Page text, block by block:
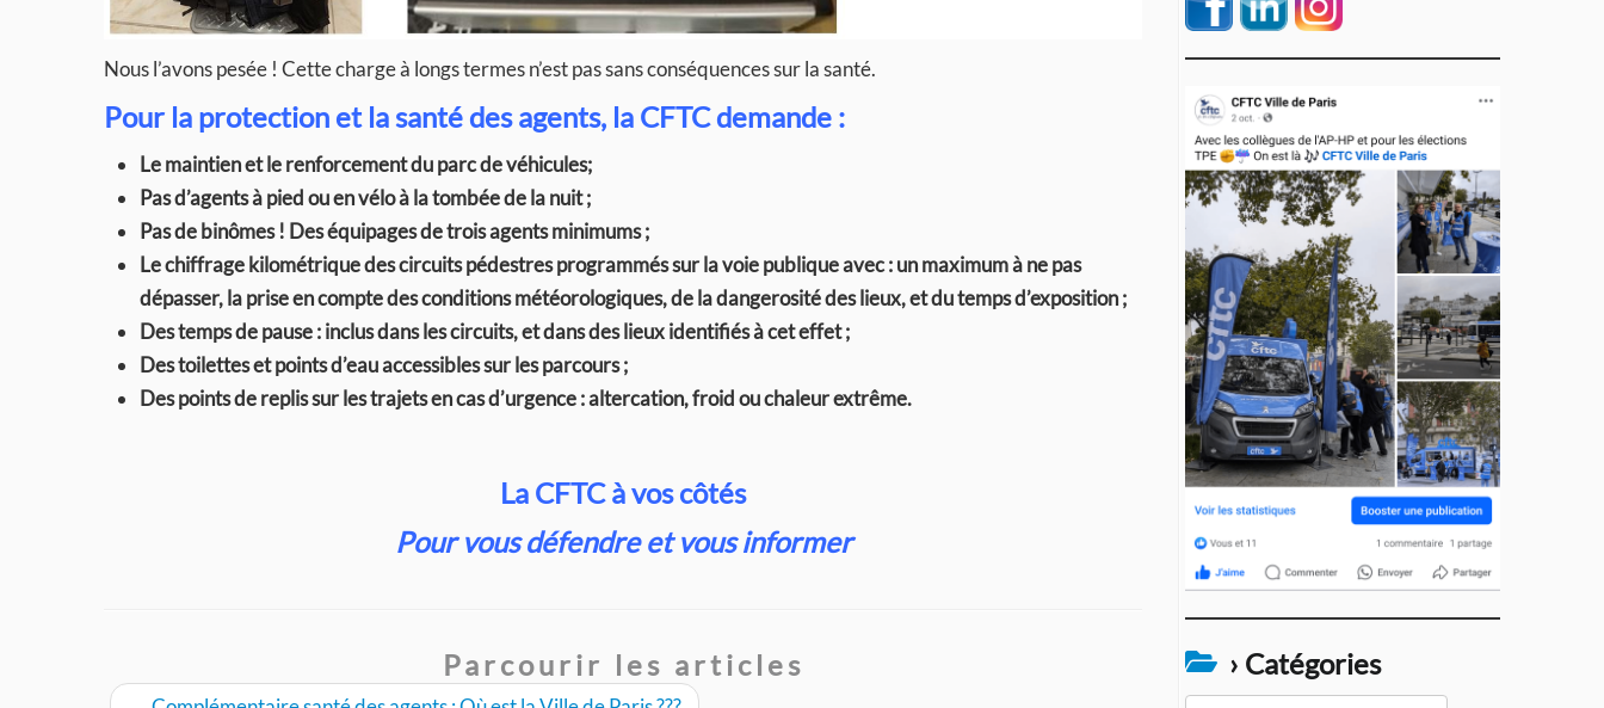
Nous l’avons pesée ! Cette charge à longs termes n’est pas sans conséquences sur la santé.
Pour la protection et la santé des agents, la CFTC demande :
Le maintien et le renforcement du parc de véhicules;
Pas d’agents à pied ou en vélo à la tombée de la nuit ;
Pas de binômes ! Des équipages de trois agents minimums ;
Le chiffrage kilométrique des circuits pédestres programmés sur la voie publique avec : un maximum à ne pas
dépasser, la prise en compte des conditions météorologiques, de la dangerosité des lieux, et du temps d’exposition ;
Des temps de pause : inclus dans les circuits, et dans des lieux identifiés à cet effet ;
Des toilettes et points d’eau accessibles sur les parcours ;
Des points de replis sur les trajets en cas d’urgence : altercation, froid ou chaleur extrême.
La CFTC à vos côtés
Pour vous défendre et vous informer
Parcourir les articles › Catégories